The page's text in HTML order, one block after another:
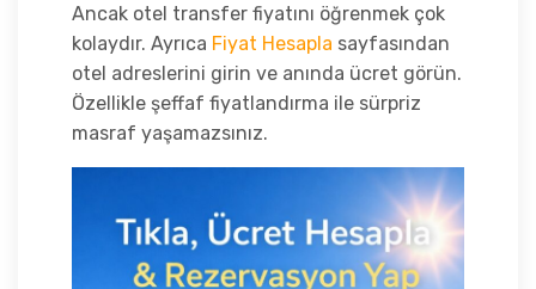
Ancak otel transfer fiyatını öğrenmek çok
kolaydır. Ayrıca Fiyat Hesapla sayfasından
otel adreslerini girin ve anında ücret görün.
Özellikle şeffaf fiyatlandırma ile sürpriz
masraf yaşamazsınız.